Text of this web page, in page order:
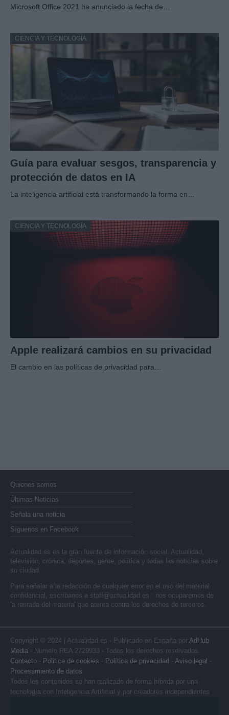
Microsoft Office 2021 ha anunciado la fecha de…
CIENCIA Y TECNOLOGÍA
Guía para evaluar sesgos, transparencia y
protección de datos en IA
La inteligencia artificial está transformando la forma en…
CIENCIA Y TECNOLOGÍA
Apple realizará cambios en su privacidad
El cambio en las políticas de privacidad para…
Quienes somos
Últimas Noticias
Señala una noticia
Síguenos en Facebook
Actualidad.es es la gran fuente de información social. Actualidad,
televisión, crónica, deportes, gente, política y todas las noticias sobre
su ciudad.
Para señalar a la redacción de cualquier error en el uso del material
confidencial, escríbanos a staff@actualidad.es : nos ocuparemos de
la retirada del material que atenta contra los derechos de terceros.
Copyright © 2024 | Actualidad.es - Publicado en España por AdHub
Media - Numero REA 2729933 - Todos los derechos reservados.
Contacto - Politica de cookies - Política de privacidad - Aviso legal -
Procesamiento de datos
Todos los contenidos se han realizado de forma híbrida por una
tecnología con Inteligencia Artificial y por creadores independientes